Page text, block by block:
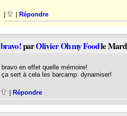
Répondre
bravo!parOlivier Oh my Foodle
bravo en effet quelle mémoire!
ça sert à cela les barcamp: dynamiser!
Répondre